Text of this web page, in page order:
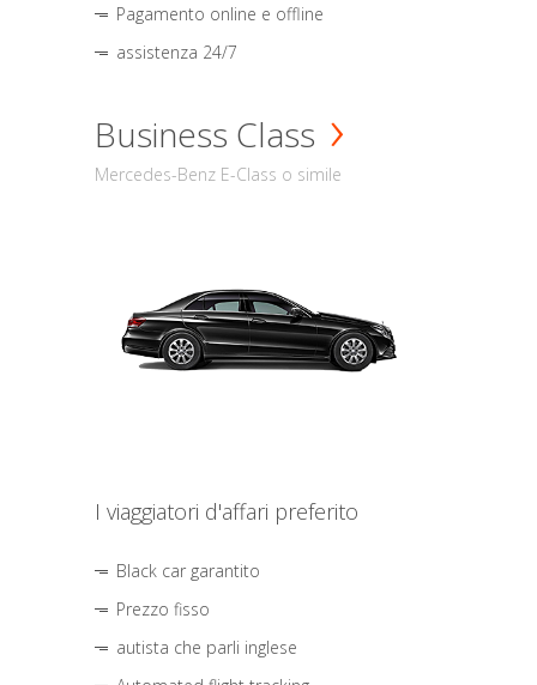
Pagamento online e offline
assistenza 24/7
Business Class
Mercedes-Benz E-Class o simile
I viaggiatori d'affari preferito
Black car garantito
Prezzo fisso
autista che parli inglese